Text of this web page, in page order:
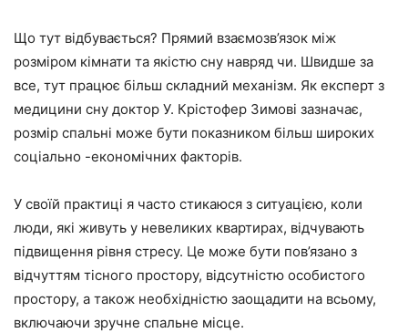
Що тут відбувається? Прямий взаємозв’язок між
розміром кімнати та якістю сну навряд чи. Швидше за
все, тут працює більш складний механізм. Як експерт з
медицини сну доктор У. Крістофер Зимові зазначає,
розмір спальні може бути показником більш широких
соціально -економічних факторів.
У своїй практиці я часто стикаюся з ситуацією, коли
люди, які живуть у невеликих квартирах, відчувають
підвищення рівня стресу. Це може бути пов’язано з
відчуттям тісного простору, відсутністю особистого
простору, а також необхідністю заощадити на всьому,
включаючи зручне спальне місце.